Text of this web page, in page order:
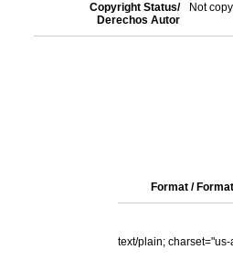
Copyright Status/
Derechos Autor
Not
Format /
text/plain; charset="us-